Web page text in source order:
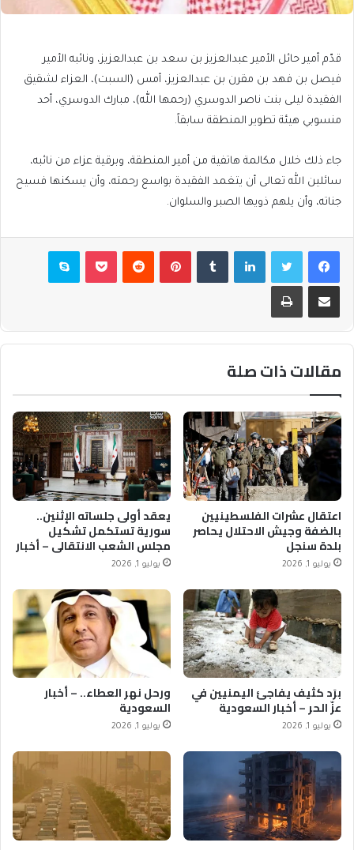
قدّم أمير حائل الأمير عبدالعزيز بن سعد بن عبدالعزيز، ونائبه الأمير
فيصل بن فهد بن مقرن بن عبدالعزيز، أمس (السبت)، العزاء لشقيق
الفقيدة ليلى بنت ناصر الدوسري (رحمها الله)، مبارك الدوسري، أحد
منسوبي هيئة تطوير المنطقة سابقاً.
جاء ذلك خلال مكالمة هاتفية من أمير المنطقة، وبرقية عزاء من نائبه،
سائلين الله تعالى أن يتغمد الفقيدة بواسع رحمته، وأن يسكنها فسيح
جناته، وأن يلهم ذويها الصبر والسلوان.
فيسبوكتويتر لينكدإن بينتيريست بوكيت سكايب
مشاركة عبر البريد طباعة
مقالات ذات صلة
اعتقال عشرات الفلسطينيين
بالضفة وجيش الاحتلال يحاصر
بلدة سنجل
يوليو 1, 2026
يعقد أولى جلساته الإثنين..
سورية تستكمل تشكيل
مجلس الشعب الانتقالي – أخبار
السعودية
يوليو 1, 2026
برَد كثيف يفاجئ اليمنيين في
عزّ الحر – أخبار السعودية
يوليو 1, 2026
ورحل نهر العطاء.. – أخبار
السعودية
يوليو 1, 2026